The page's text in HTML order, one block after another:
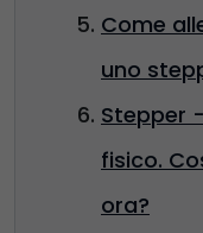
Come
uno
Stepper
fisico.
ora?